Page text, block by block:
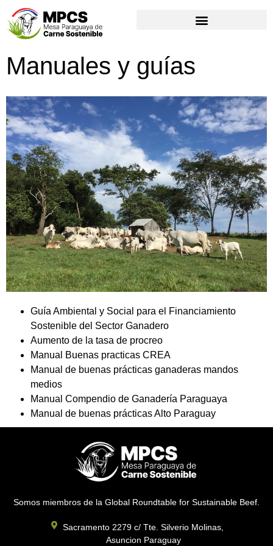
Manuales y guías
Guía Ambiental y Social para el Financiamiento
Sostenible del Sector Ganadero
Aumento de la tasa de procreo
Manual Buenas practicas CREA
Manual de buenas prácticas ganaderas mandos
medios
Manual Compendio de Ganadería Paraguaya
Manual de buenas prácticas Alto Paraguay
Somos miembros de la Global Roundtable for Sustainable Beef.
Sacramento 2279 c/ Tte. Silverio Molinas,
Asuncion Paraguay